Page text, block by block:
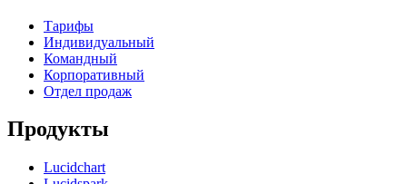
Тарифы
Индивидуальный
Командный
Корпоративный
Отдел продаж
Продукты
Lucidchart